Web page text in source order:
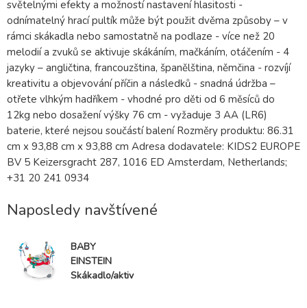
světelnými efekty a možností nastavení hlasitosti -
odnímatelný hrací pultík může být použit dvěma způsoby – v
rámci skákadla nebo samostatně na podlaze - více než 20
melodií a zvuků se aktivuje skákáním, mačkáním, otáčením - 4
jazyky – angličtina, francouzština, španělština, němčina - rozvíjí
kreativitu a objevování příčin a následků - snadná údržba –
otřete vlhkým hadříkem - vhodné pro děti od 6 měsíců do
12kg nebo dosažení výšky 76 cm - vyžaduje 3 AA (LR6)
baterie, které nejsou součástí balení Rozměry produktu: 86.31
cm x 93,88 cm x 93,88 cm Adresa dodavatele: KIDS2 EUROPE
BV 5 Keizersgracht 287, 1016 ED Amsterdam, Netherlands;
+31 20 241 0934
Naposledy navštívené
BABY
EINSTEIN
Skákadlo/aktiv